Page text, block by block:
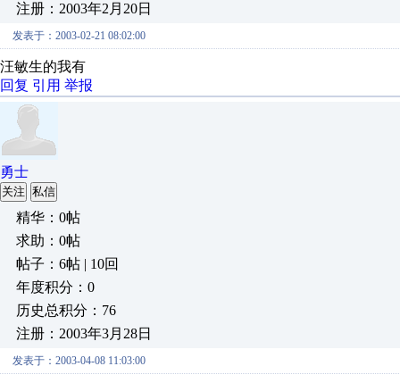
注册：2003年2月20日
发表于：2003-02-21 08:02:00
汪敏生的我有
回复 引用 举报
勇士
关注 私信
精华：0帖
求助：0帖
帖子：6帖 | 10回
年度积分：0
历史总积分：76
注册：2003年3月28日
发表于：2003-04-08 11:03:00